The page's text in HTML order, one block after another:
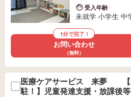
受入年齢
未就学 小学生 中
1分で完了！
お問い合わせ
（無料）
医療ケアサービス 来夢 【
駐！】児童発達支援・放課後